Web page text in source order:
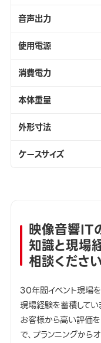
音声出力
使用電源
消費電力
本体重量
外形寸法
ケースサイズ
映像音響IT
知識と現場
相談ください
30年間イベント現場
現場経験を蓄積してい
お客様から高い評価
で、プランニングから